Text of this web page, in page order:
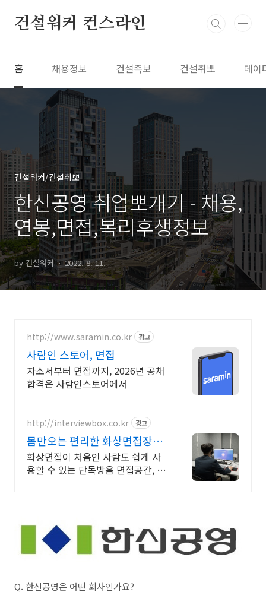
건설워커 컨스라인
홈 채용정보 건설족보 건설취뽀 데이
건설워커/건설취뽀
한신공영 취업뽀개기 - 채용,
연봉,면접,복리후생정보
by 건설워커 2022. 8. 11.
http://www.saramin.co.kr 광고
사람인 스토어, 면접
자소서부터 면접까지, 2026년 공채
합격은 사람인스토어에서
http://interviewbox.co.kr 광고
몸만오는 편리한 화상면접장소
인터뷰박스
화상면접이 처음인 사람도 쉽게 사
용할 수 있는 단독방음 면접공간, 모
Q. 한신공영은 어떤 회사인가요?